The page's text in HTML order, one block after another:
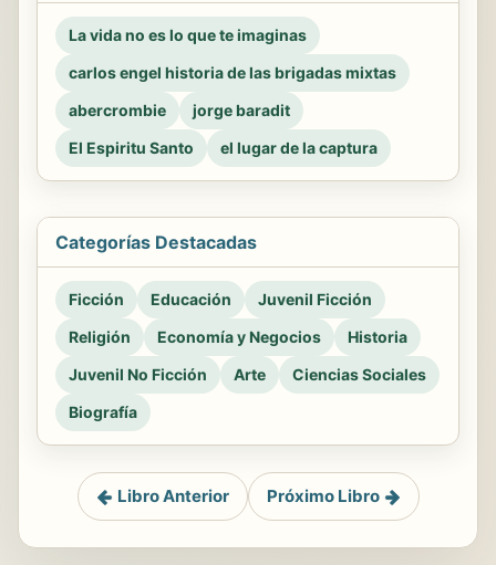
La vida no es lo que te imaginas
carlos engel historia de las brigadas mixtas
abercrombie
jorge baradit
El Espiritu Santo
el lugar de la captura
Categorías Destacadas
Ficción Educación
Juvenil Ficción
Religión
Economía y Negocios
Historia
Juvenil No Ficción
Arte
Ciencias Sociales
Biografía
Libro Anterior Próximo Libro